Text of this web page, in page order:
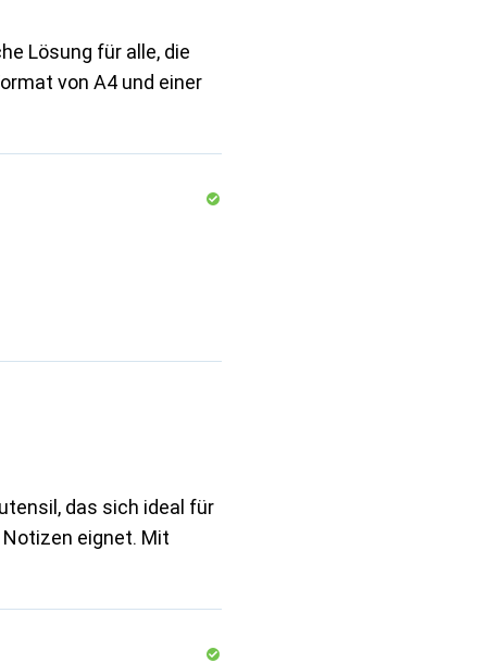
Lösung für alle, die
von A4 und einer
das sich ideal für
Notizen eignet. Mit